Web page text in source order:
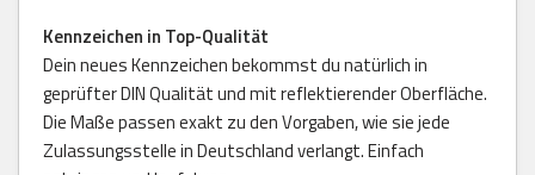
Kennzeichen in Top-Qualität
Dein neues Kennzeichen bekommst du natürlich in
geprüfter DIN Qualität und mit reflektierender Oberfläche.
Die Maße passen exakt zu den Vorgaben, wie sie jede
Zulassungsstelle in Deutschland verlangt. Einfach